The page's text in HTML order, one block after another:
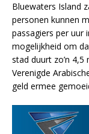
Bluewaters Island
personen kunnen
passagiers per uur
mogelijkheid om
stad duurt zo’n
Verenigde
geld ermee